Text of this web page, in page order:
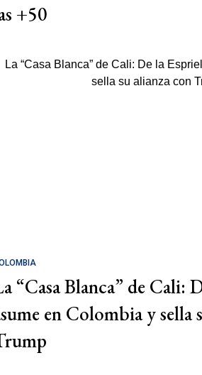
+50
“Casa Blanca” de Cali:
en Colombia y sella